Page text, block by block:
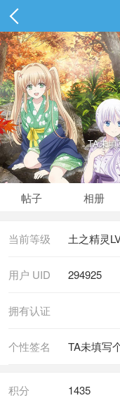
TA未
帖子 相册
当前等级 土之精灵
用户 UID 294925
拥有认证
个性签名 TA未填写
积分 1435